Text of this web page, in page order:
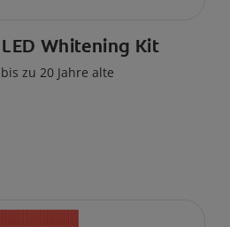
Whitening Kit
zu 20 Jahre alte